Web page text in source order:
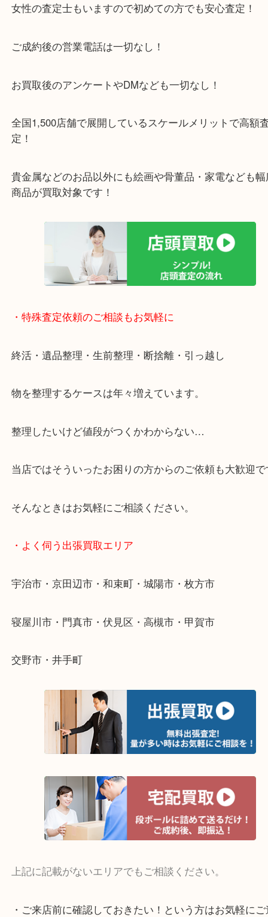
をいただいている買取専門店です！
アル・プラザ京田辺店の一階にあり！
施設の屋上にる駐車場は２時間無料！
女性の査定士もいますので初めての方でも安心査定
ご成約後の営業電話は一切なし！
全国1,500店舗で展開しているスケールメリットで
貴金属などのお品以外にも絵画や骨董品・家電な
商品が買取対象です！
・特殊査定依頼のご相談もお気軽に
終活・遺品整理・生前整理・断捨離・引っ越し
物を整理するケースは年々増えています。
整理したいけど値段がつくかわからない…
当店ではそういったお困りの方からのご依頼も大歓
そんなときはお気軽にご相談ください。
・よく伺う出張買取エリア
宇治市・京田辺市・和束町・城陽市・枚方市
寝屋川市・門真市・伏見区・高槻市・甲賀市
交野市・井手町